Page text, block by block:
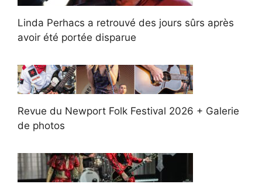
Linda Perhacs a retrouvé des jours sûrs après
avoir été portée disparue
Revue du Newport Folk Festival 2026 + Galerie
de photos